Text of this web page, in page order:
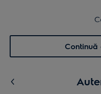
Menu
Coș de